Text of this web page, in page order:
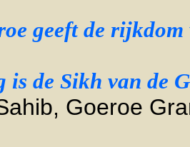
geeft de
is de Sikh van de
Goeroe